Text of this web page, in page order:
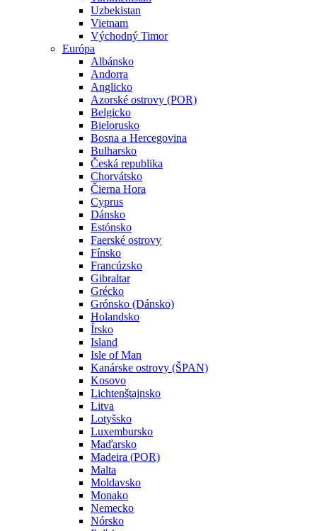
Uzbekistan
Vietnam
Východný Timor
Európa
Albánsko
Andorra
Anglicko
Azorské ostrovy (POR)
Belgicko
Bielorusko
Bosna a Hercegovina
Bulharsko
Česká republika
Chorvátsko
Čierna Hora
Cyprus
Dánsko
Estónsko
Faerské ostrovy
Fínsko
Francúzsko
Gibraltar
Grécko
Grónsko (Dánsko)
Holandsko
Írsko
Island
Isle of Man
Kanárske ostrovy (ŠPAN)
Kosovo
Lichtenštajnsko
Litva
Lotyšsko
Luxembursko
Maďarsko
Madeira (POR)
Malta
Moldavsko
Monako
Nemecko
Nórsko